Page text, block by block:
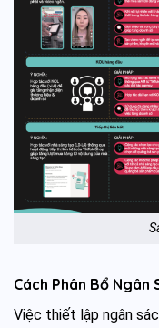
Cách Phân Bổ Ngân
Việc thiết lập ngân